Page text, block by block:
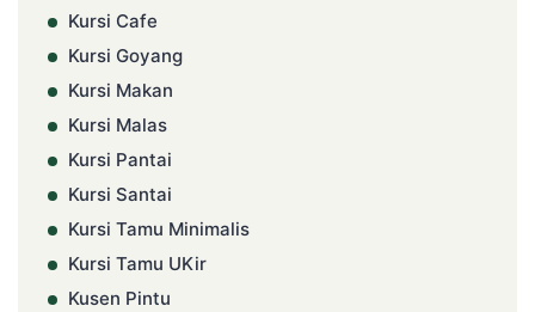
Kursi Cafe
Kursi Goyang
Kursi Makan
Kursi Malas
Kursi Pantai
Kursi Santai
Kursi Tamu Minimalis
Kursi Tamu UKir
Kusen Pintu